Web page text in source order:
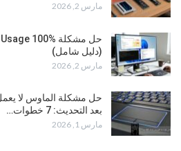
مارس 2, 2026
(دليل شامل)
مارس 2, 2026
بعد التحديث: 7 خطوات…
مارس 1, 2026